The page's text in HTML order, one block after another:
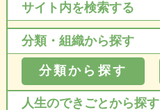
サイト内を検索する
分類・組織から探す
分類から探す
人生のできごとから探す